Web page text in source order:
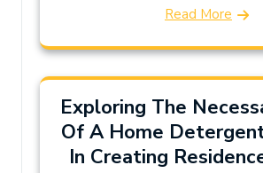
Read More
Exploring The
Of A Home
In Creating